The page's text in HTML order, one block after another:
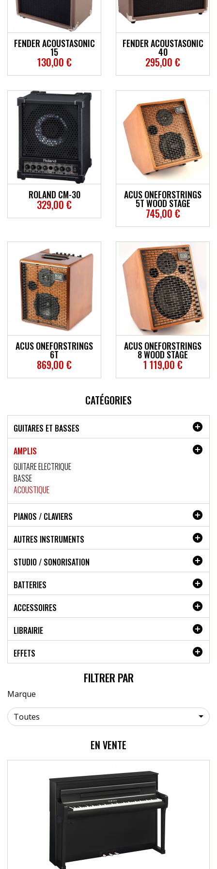
CATÉGORIES
GUITARES ET BASSES 
AMPLIS

GUITARE ELECTRIQUE
BASSE
ACOUSTIQUE
PIANOS / CLAVIERS 
AUTRES INSTRUMENTS 
STUDIO / SONORISATION 
BATTERIES 
ACCESSOIRES 
LIBRAIRIE 
EFFETS 
FILTRER PAR
Marque
Toutes
EN VENTE
FENDER ACOUSTASONIC
15
130,00 €
FENDER ACOUSTASONIC
40
295,00 €
ROLAND CM-30
329,00 €
ACUS ONEFORSTRINGS
5T WOOD STAGE
745,00 €
ACUS ONEFORSTRINGS
6T
869,00 €
ACUS ONEFORSTRINGS
8 WOOD STAGE
1 119,00 €
ACCESSOIRES
EFFETS
AUTRES INSTRUMENTS
PROMOTIONS